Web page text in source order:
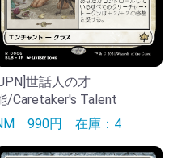
世話人の才
/Caretaker's Talent
990円 在庫：4